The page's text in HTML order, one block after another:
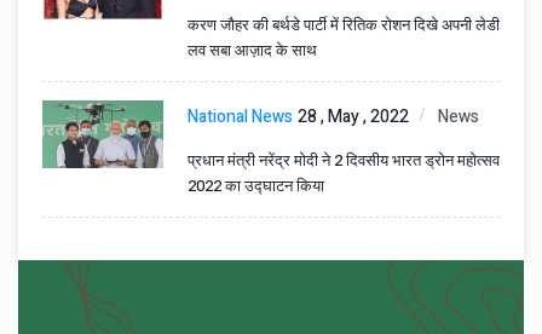
करण जौहर की बर्थडे पार्टी में रितिक रोशन दिखे अपनी लेडी
लव सबा आज़ाद के साथ
National News28 , May , 2022 News
प्रधान मंत्री नरेंद्र मोदी ने 2 दिवसीय भारत ड्रोन महोत्सव
2022 का उद्घाटन किया